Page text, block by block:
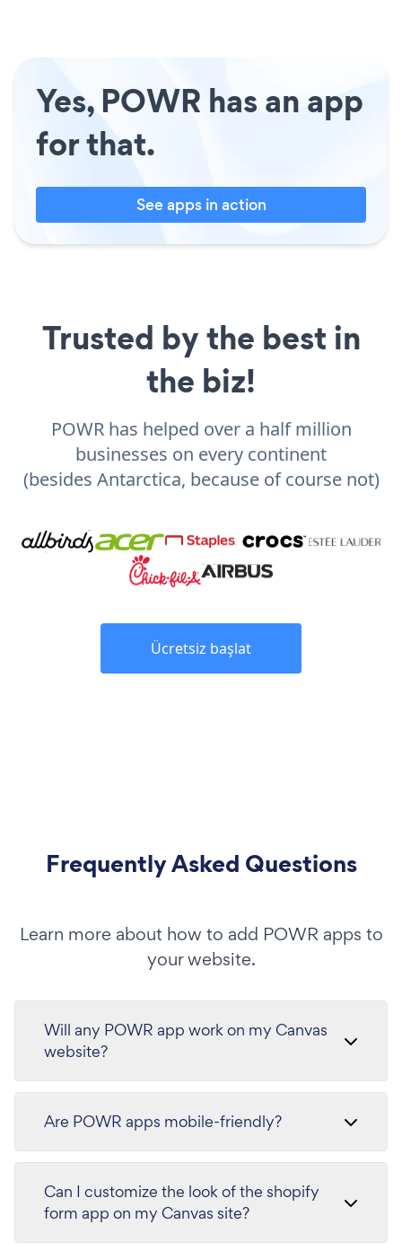
Yes, POWR has an app
for that.
See apps in action
Trusted by the best in
the biz!
POWR has helped over a half million
businesses on every continent
(besides Antarctica, because of course not)
Ücretsiz başlat
Frequently Asked Questions
Learn more about how to add POWR apps to
your website.
Will any POWR app work on my Canvas
website?
Are POWR apps mobile-friendly?
Can I customize the look of the shopify
form app on my Canvas site?